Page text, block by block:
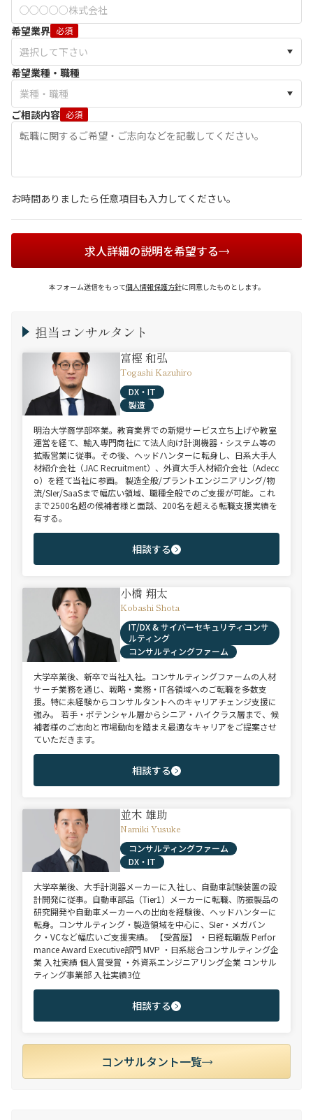
希望業界 必須
希望業種・職種
ご相談内容 必須
お時間ありましたら任意項目も入力してください。
求人詳細の説明を希望する
本フォーム送信をもって個人情報保護方針に同意したものとします。
担当コンサルタント
富樫 和弘
Togashi Kazuhiro
DX・IT
製造
明治大学商学部卒業。教育業界での新規サービス立ち上げや教室
運営を経て、輸入専門商社にて法人向け計測機器・システム等の
拡販営業に従事。その後、ヘッドハンターに転身し、日系大手人
材紹介会社（JAC Recruitment）、外資大手人材紹介会社（Adecc
o）を経て当社に参画。 製造全般/プラントエンジニアリング/物
流/SIer/SaaSまで幅広い領域、職種全般でのご支援が可能。これ
まで2500名超の候補者様と面談、200名を超える転職支援実績を
有する。
相談する
小橋 翔太
Kobashi Shota
IT/DX & サイバーセキュリティコンサ
ルティング
コンサルティングファーム
大学卒業後、新卒で当社入社。コンサルティングファームの人材
サーチ業務を通じ、戦略・業務・IT各領域へのご転職を多数支
援。特に未経験からコンサルタントへのキャリアチェンジ支援に
強み。 若手・ポテンシャル層からシニア・ハイクラス層まで、候
補者様のご志向と市場動向を踏まえ最適なキャリアをご提案させ
ていただきます。
相談する
並木 雄助
Namiki Yusuke
コンサルティングファーム
DX・IT
大学卒業後、大手計測器メーカーに入社し、自動車試験装置の設
計開発に従事。自動車部品（Tier1）メーカーに転職、防振製品の
研究開発や自動車メーカーへの出向を経験後、ヘッドハンターに
転身。コンサルティング・製造領域を中心に、SIer・メガバン
ク・VCなど幅広いご支援実績。 【受賞歴】 ・日経転職版 Perfor
mance Award Executive部門 MVP ・日系総合コンサルティング企
業 入社実績 個人賞受賞 ・外資系エンジニアリング企業 コンサル
ティング事業部 入社実績3位
相談する
コンサルタント一覧